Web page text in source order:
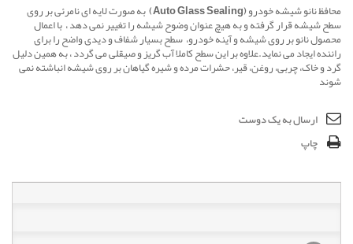
محافظ نانو شیشه خودرو(Auto Glass Sealing) به صورت لایه ای نامرئی بر روی
سطح شیشه قرار گرفته و به هیچ عنوان وضوح شیشه را تغییر نمی دهد ، با اعمال
محصول نانو بر روی شیشه و آینه خودرو، سطح بسیار شفاف و دیدی واضح را برای
راننده ایجاد می نماید.علاوه بر این سطح کاملا آب گریز و صیقلی می گردد ، به همین دلیل
گرد و خاک، چربی، روغن، قیر، حشرات مرده و شیره گیاهان بر روی شیشه انباشته نمی
شوند
ارسال به یک دوست
چاپ